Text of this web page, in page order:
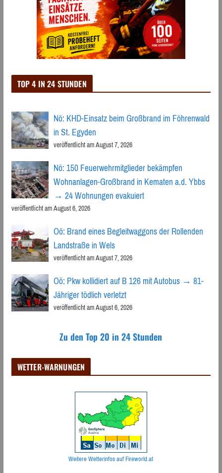
TOP 4 IN 24 STUNDEN
Nö: KHD-Einsatz beim Großbrand im Föhrenwald
in St. Egyden
veröffentlicht am August 7, 2026
Nö: 150 Feuerwehrmitglieder bekämpfen
Wohnanlagen-Großbrand in Kematen a.d. Ybbs
→ 24 Wohnungen evakuiert
veröffentlicht am August 6, 2026
Oö: Brand eines Begleitwaggons der Rollenden
Landstraße in Wels
veröffentlicht am August 7, 2026
Oö: Pkw kollidiert auf B 126 mit Autobus → 81-
Jähriger tödlich verletzt
veröffentlicht am August 6, 2026
Zu den Top 20 in 24 Stunden
WETTER-WARNUNGEN
Weitere Wetterinfos auf Fireworld.at